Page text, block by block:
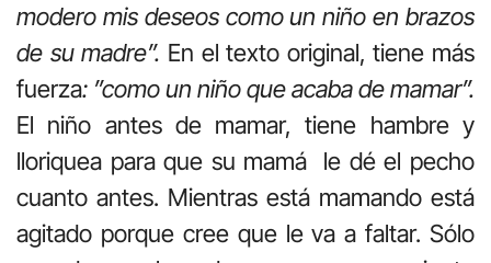
modero mis deseos como un niño en brazos
de su madre”. En el texto original, tiene más
fuerza: ”como un niño que acaba de mamar”.
El niño antes de mamar, tiene hambre y
lloriquea para que su mamá le dé el pecho
cuanto antes. Mientras está mamando está
agitado porque cree que le va a faltar. Sólo